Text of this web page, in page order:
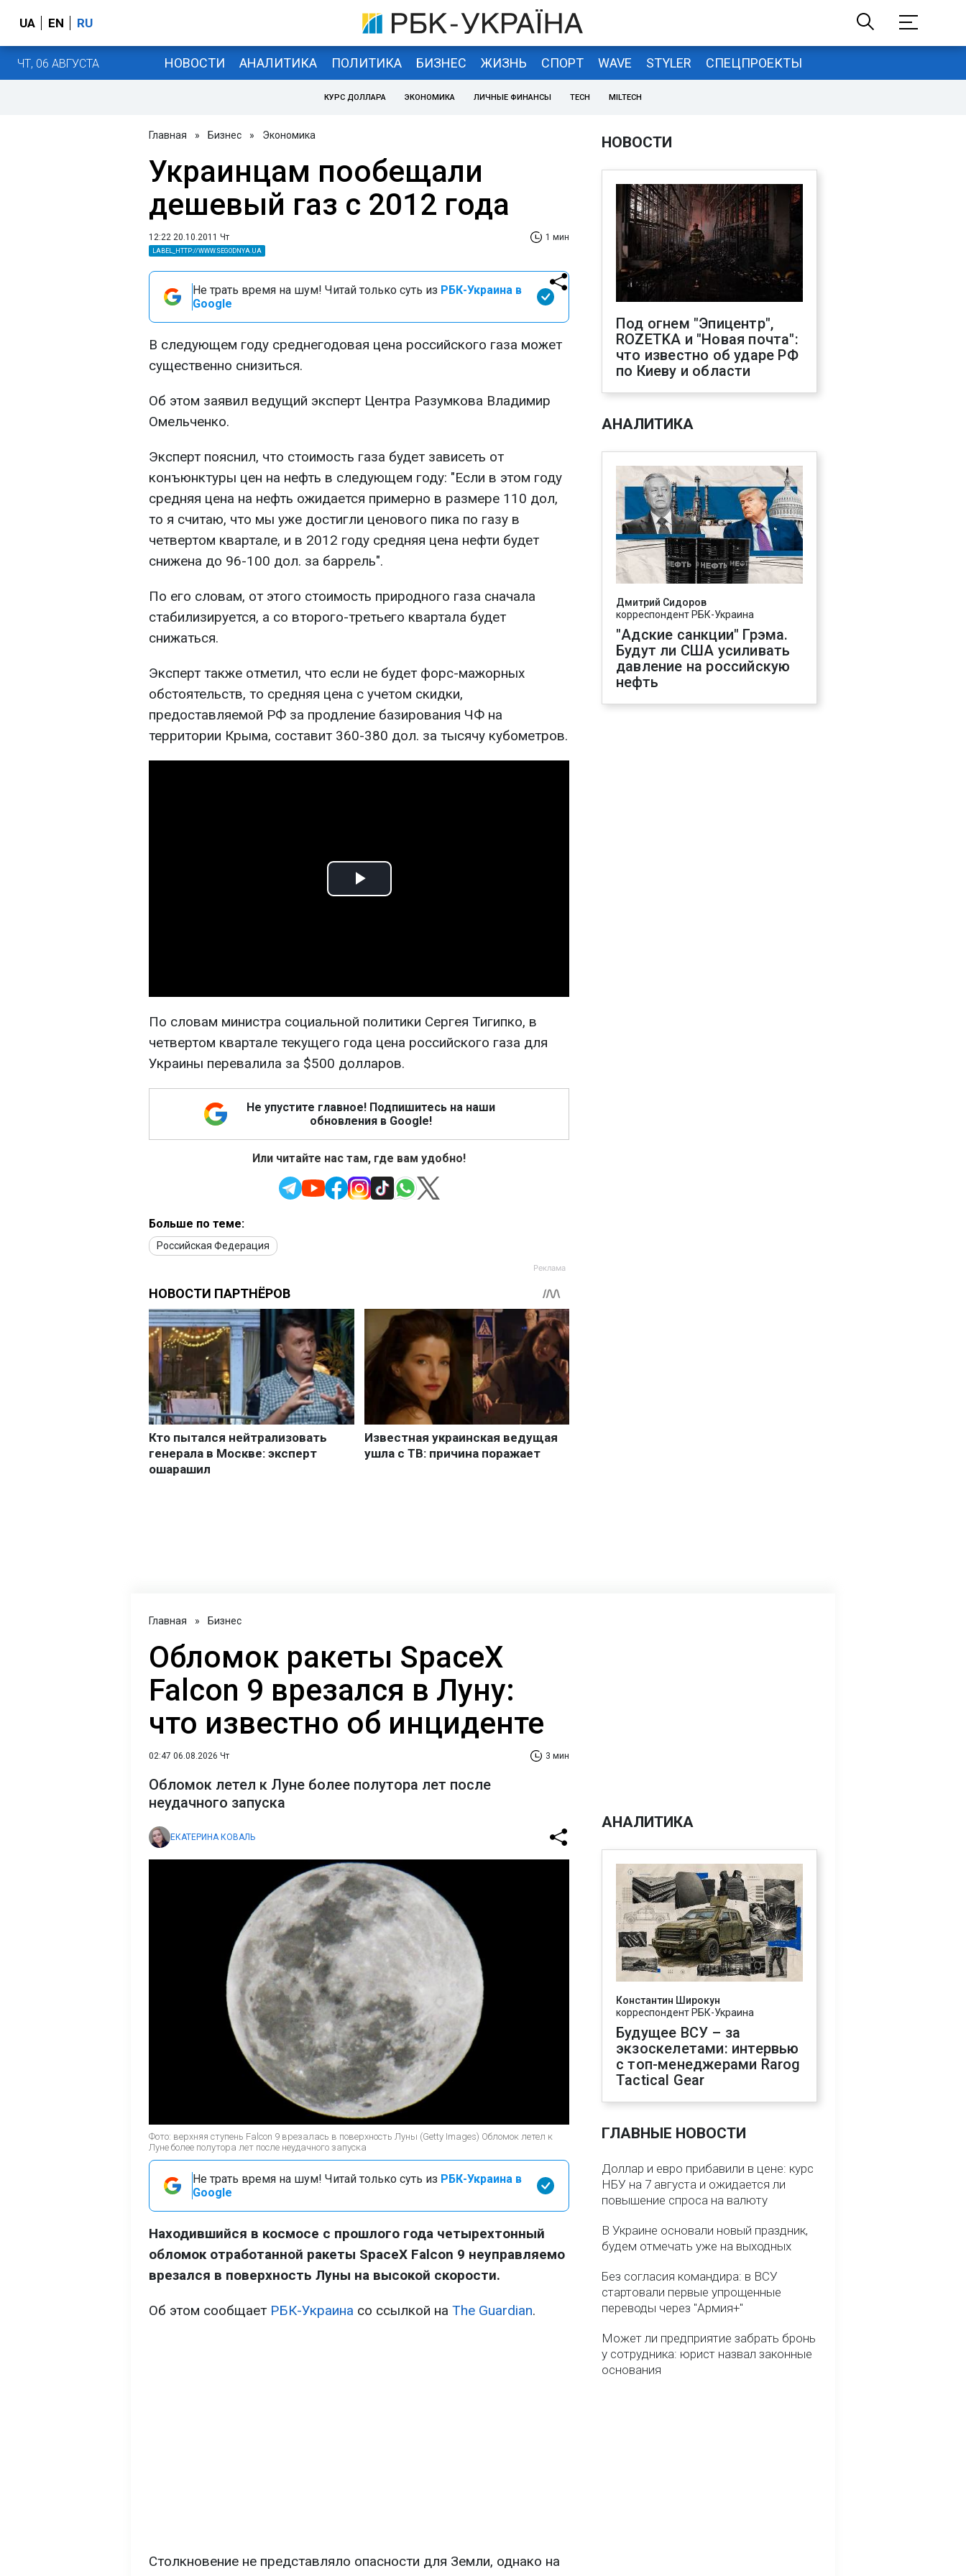
UA EN RU
ЧТ, 06 АВГУСТА НОВОСТИ АНАЛИТИКА ПОЛИТИКА БИЗНЕС ЖИЗНЬ СПОРТ WAVE STYLER СПЕЦПРОЕКТЫ
КУРС ДОЛЛАРА ЭКОНОМИКА ЛИЧНЫЕ ФИНАНСЫ TECH MILTECH
Главная » Бизнес » Экономика
Украинцам пообещали
дешевый газ с 2012 года
12:22 20.10.2011 Чт 1 мин
LABEL_HTTP://WWW.SEGODNYA.UA
Не трать время на шум! Читай только суть из РБК-Украина в
Google
В следующем году среднегодовая цена российского газа может
существенно снизиться.
Об этом заявил ведущий эксперт Центра Разумкова Владимир
Омельченко.
Эксперт пояснил, что стоимость газа будет зависеть от
конъюнктуры цен на нефть в следующем году: "Если в этом году
средняя цена на нефть ожидается примерно в размере 110 дол,
то я считаю, что мы уже достигли ценового пика по газу в
четвертом квартале, и в 2012 году средняя цена нефти будет
снижена до 96-100 дол. за баррель".
По его словам, от этого стоимость природного газа сначала
стабилизируется, а со второго-третьего квартала будет
снижаться.
Эксперт также отметил, что если не будет форс-мажорных
обстоятельств, то средняя цена с учетом скидки,
предоставляемой РФ за продление базирования ЧФ на
территории Крыма, составит 360-380 дол. за тысячу кубометров.
Play
По словам министра социальной политики Сергея Тигипко, в
четвертом квартале текущего года цена российского газа для
Украины перевалила за $500 долларов.
Не упустите главное! Подпишитесь на наши
обновления в Google!
Или читайте нас там, где вам удобно!
Больше по теме:
Российская Федерация
НОВОСТИ
Под огнем "Эпицентр",
ROZETKA и "Новая почта":
что известно об ударе РФ
по Киеву и области
АНАЛИТИКА
Дмитрий Сидоров
корреспондент РБК-Украина
"Адские санкции" Грэма.
Будут ли США усиливать
давление на российскую
нефть
Главная » Бизнес
Обломок ракеты SpaceX
Falcon 9 врезался в Луну:
что известно об инциденте
02:47 06.08.2026 Чт 3 мин
Обломок летел к Луне более полутора лет после
неудачного запуска
ЕКАТЕРИНА КОВАЛЬ
Фото: верхняя ступень Falcon 9 врезалась в поверхность Луны (Getty Images) Обломок летел к
Луне более полутора лет после неудачного запуска
Не трать время на шум! Читай только суть из РБК-Украина в
Google
Находившийся в космосе с прошлого года четырехтонный
обломок отработанной ракеты SpaceX Falcon 9 неуправляемо
врезался в поверхность Луны на высокой скорости.
Об этом сообщает РБК-Украина со ссылкой на The Guardian.
Столкновение не представляло опасности для Земли, однако на
АНАЛИТИКА
Константин Широкун
корреспондент РБК-Украина
Будущее ВСУ – за
экзоскелетами: интервью
с топ-менеджерами Rarog
Tactical Gear
ГЛАВНЫЕ НОВОСТИ
Доллар и евро прибавили в цене: курс
НБУ на 7 августа и ожидается ли
повышение спроса на валюту
В Украине основали новый праздник,
будем отмечать уже на выходных
Без согласия командира: в ВСУ
стартовали первые упрощенные
переводы через "Армия+"
Может ли предприятие забрать бронь
у сотрудника: юрист назвал законные
основания